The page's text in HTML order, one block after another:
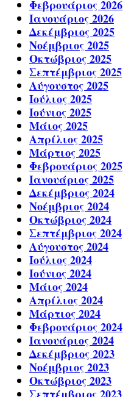
Φεβρουάριος 2026
Ιανουάριος 2026
Δεκέμβριος 2025
Νοέμβριος 2025
Οκτώβριος 2025
Σεπτέμβριος 2025
Αύγουστος 2025
Ιούλιος 2025
Ιούνιος 2025
Μάιος 2025
Απρίλιος 2025
Μάρτιος 2025
Φεβρουάριος 2025
Ιανουάριος 2025
Δεκέμβριος 2024
Νοέμβριος 2024
Οκτώβριος 2024
Σεπτέμβριος 2024
Αύγουστος 2024
Ιούλιος 2024
Ιούνιος 2024
Μάιος 2024
Απρίλιος 2024
Μάρτιος 2024
Φεβρουάριος 2024
Ιανουάριος 2024
Δεκέμβριος 2023
Νοέμβριος 2023
Οκτώβριος 2023